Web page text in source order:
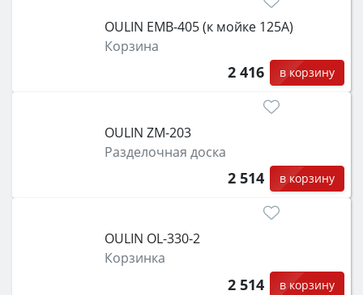
OULIN EMB-405 (к мойке 125А)
Корзина
2 416 в корзину
OULIN ZM-203
Разделочная доска
2 514 в корзину
OULIN OL-330-2
Корзинка
2 514 в корзину